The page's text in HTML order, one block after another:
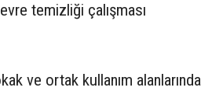
temizliği çalışması
ve ortak kullanım alanlarında